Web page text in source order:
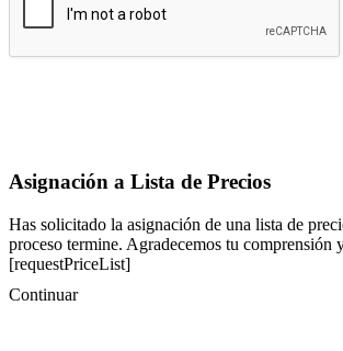
Asignación a Lista de Precios
Has solicitado la asignación de una lista de
proceso termine. Agradecemos tu comprensión
[requestPriceList]
Continuar